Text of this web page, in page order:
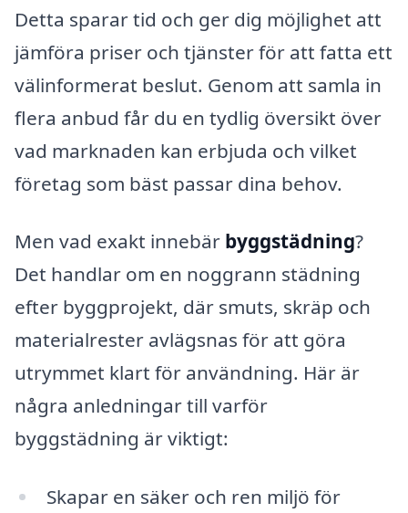
Detta sparar tid och ger dig möjlighet att
jämföra priser och tjänster för att fatta ett
välinformerat beslut. Genom att samla in
flera anbud får du en tydlig översikt över
vad marknaden kan erbjuda och vilket
företag som bäst passar dina behov.
Men vad exakt innebär byggstädning?
Det handlar om en noggrann städning
efter byggprojekt, där smuts, skräp och
materialrester avlägsnas för att göra
utrymmet klart för användning. Här är
några anledningar till varför
byggstädning är viktigt:
Skapar en säker och ren miljö för